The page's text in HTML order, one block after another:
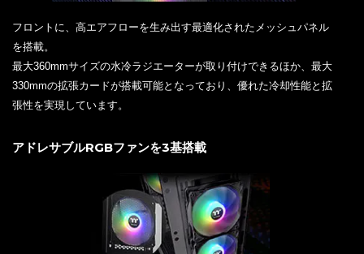
フロントに、高エアフローを生み出す最適化されたメッシュパネル
を搭載。
最大360mmサイズの水冷ラジエーターが取り付けできるほか、最大
330mmの拡張カードが搭載可能となっており、優れた冷却性能と拡
張性を実現しています。
アドレサブルRGBファンを3基搭載